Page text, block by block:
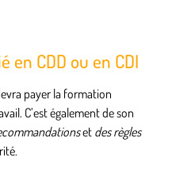
en CDD ou en CDI
payer la formation
C’est également de son
et des règles